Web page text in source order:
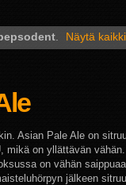
. Näytä
Asian Pale Ale on
on yllättävän
on vähän
jälkeen